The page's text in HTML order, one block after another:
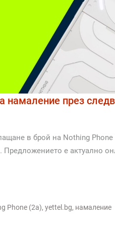
намаление през
в брой на Nothing
Предложението е актуално
Phone (2а), yettel.bg, намаление